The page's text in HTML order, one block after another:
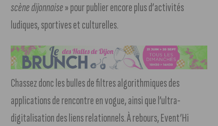
scène dijonnaise» pour publier encore plus d’activités
ludiques, sportives et culturelles.
Chassez donc les bulles de filtres algorithmiques des
applications de rencontre en vogue, ainsi que l’ultra-
digitalisation des liens relationnels. À rebours, Event’Hi